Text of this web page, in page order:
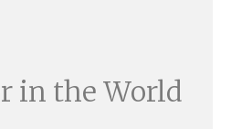
in the World